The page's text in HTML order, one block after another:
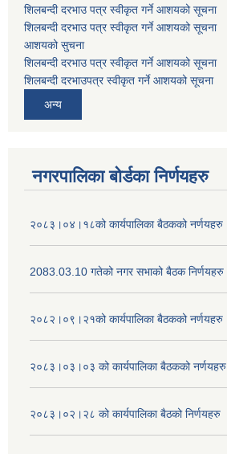
शिलबन्दी दरभाउ पत्र स्वीकृत गर्ने आशयको सूचना
शिलबन्दी दरभाउ पत्र स्वीकृत गर्ने आशयको सूचना
आशयको सुचना
शिलबन्दी दरभाउ पत्र स्वीकृत गर्ने आशयको सूचना
शिलबन्दी दरभाउपत्र स्वीकृत गर्ने आशयको सूचना
अन्य
नगरपालिका बोर्डका निर्णयहरु
२०८३।०४।१८को कार्यपालिका बैठकको नर्णयहरु
2083.03.10 गतेको नगर सभाको बैठक निर्णयहरु
२०८२।०९।२१को कार्यपालिका बैठकको नर्णयहरु
२०८३।०३।०३ को कार्यपालिका बैठकको नर्णयहरु
२०८३।०२।२८ को कार्यपालिका बैठको निर्णयहरु